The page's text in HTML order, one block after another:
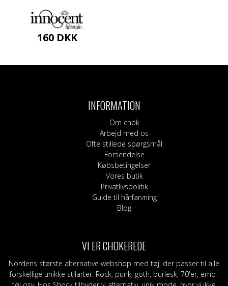
160 DKK
INFORMATION
Om chok
Arbejd med os
Ofte stillede spørgsmål
Forsendelse
Købsbetingelser
Vores butik
Privatlivspolitik
Guide til hårfarvning
Blog
VI ER CHOKEREDE
Nordens største alternative webshop med tøj, der passer til alle
forskellige unikke stilarter. Rock, punk, goth, burlesk, 70'er, emo-